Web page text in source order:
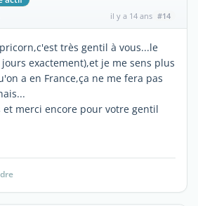
il y a 14 ans #14
très gentil à vous...le
exactement),et je me sens plus
a en France,ça ne me fera pas
et merci encore pour votre gentil